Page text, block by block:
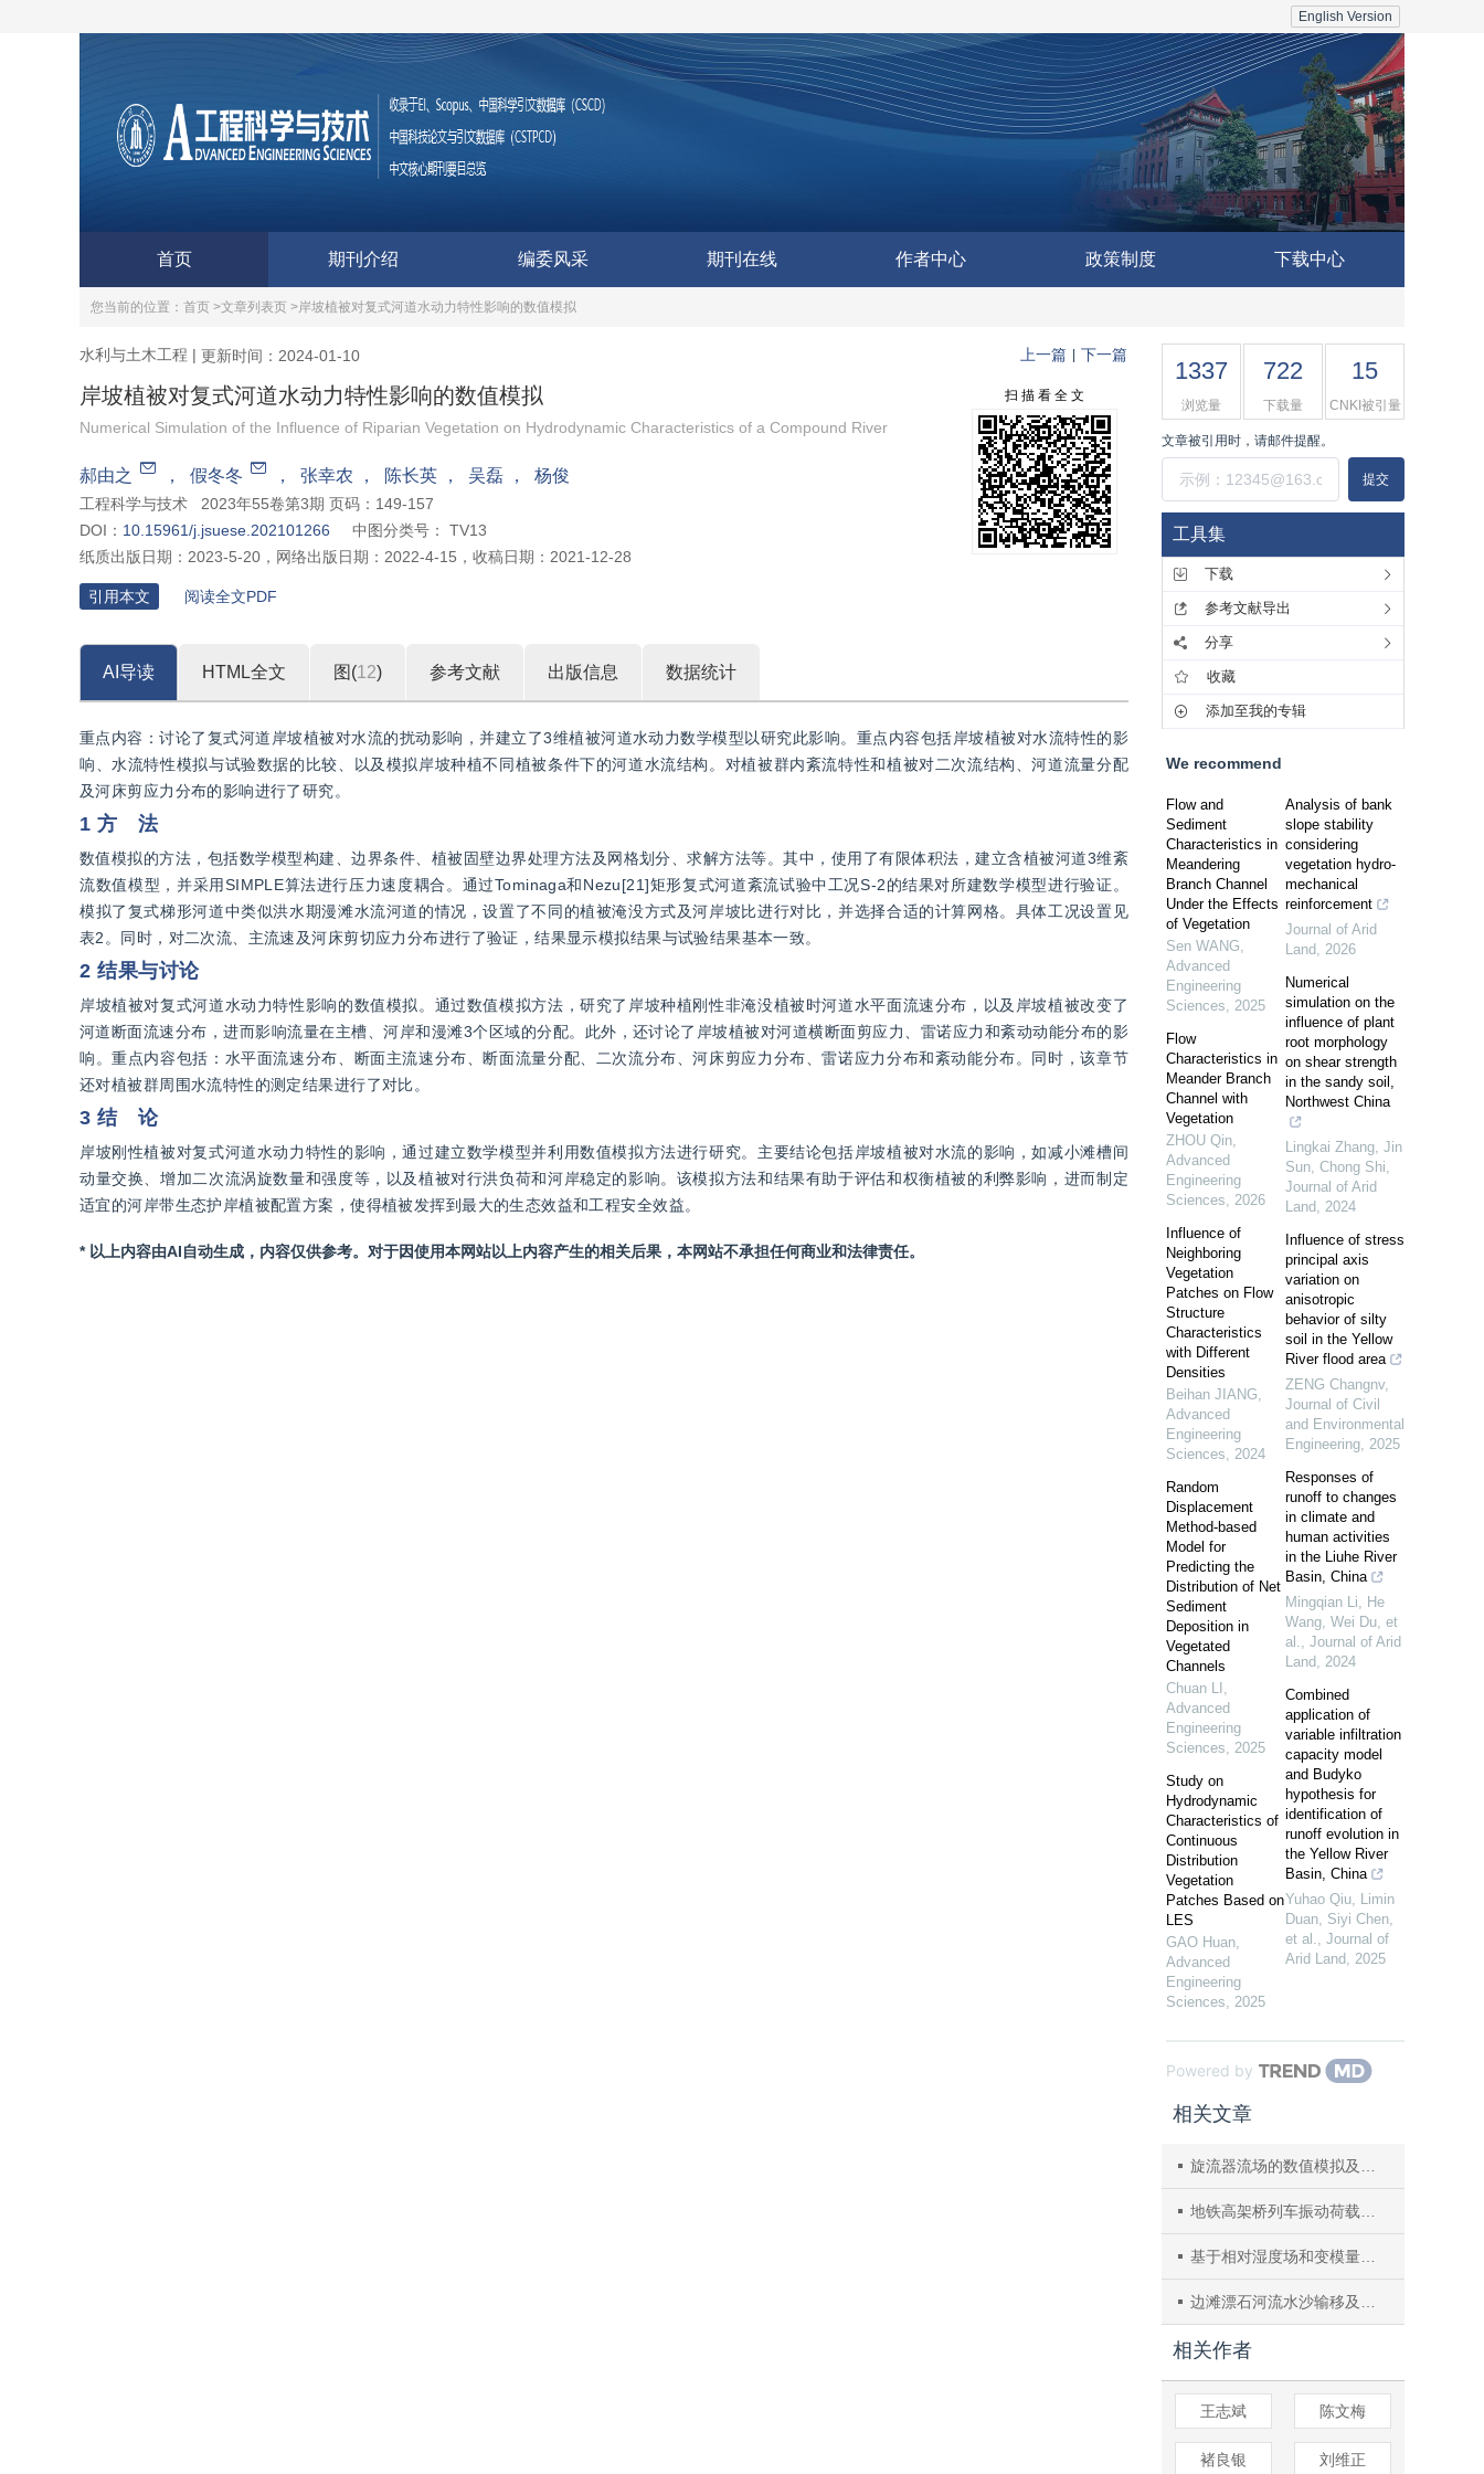
English Version
首页 期刊介绍 编委风采 期刊在线 作者中心 政策制度 下载中心
您当前的位置： 首页 >文章列表页 >岸坡植被对复式河道水动力特性影响的数值模拟
水利与土木工程 | 更新时间：2024-01-10 上一篇 下一篇
岸坡植被对复式河道水动力特性影响的数值模拟
Numerical Simulation of the Influence of Riparian Vegetation on Hydrodynamic Characteristics of a Compound River
郝由之 ， 假冬冬 ， 张幸农 ， 陈长英 ， 吴磊 ， 杨俊
工程科学与技术
2023年55卷第3期 页码：149-157
DOI： 10.15961/j.jsuese.202101266 中图分类号：
TV13
纸质出版日期： 2023-5-20 ， 网络出版日期： 2022-4-15 ， 收稿日期： 2021-12-28
扫 描 看 全 文
引用本文 阅读全文PDF
AI导读 HTML全文 图(12) 参考文献 出版信息 数据统计
重点内容：讨论了复式河道岸坡植被对水流的扰动影响，并建立了3维植被河道水动力数学模型以研究此影响。重点内容包括岸坡植被对水流特性的影
响、水流特性模拟与试验数据的比较、以及模拟岸坡种植不同植被条件下的河道水流结构。对植被群内紊流特性和植被对二次流结构、河道流量分配
及河床剪应力分布的影响进行了研究。
1 方 法
数值模拟的方法，包括数学模型构建、边界条件、植被固壁边界处理方法及网格划分、求解方法等。其中，使用了有限体积法，建立含植被河道3维紊
流数值模型，并采用SIMPLE算法进行压力速度耦合。通过Tominaga和Nezu[21]矩形复式河道紊流试验中工况S-2的结果对所建数学模型进行验证。
模拟了复式梯形河道中类似洪水期漫滩水流河道的情况，设置了不同的植被淹没方式及河岸坡比进行对比，并选择合适的计算网格。具体工况设置见
表2。同时，对二次流、主流速及河床剪切应力分布进行了验证，结果显示模拟结果与试验结果基本一致。
2 结果与讨论
岸坡植被对复式河道水动力特性影响的数值模拟。通过数值模拟方法，研究了岸坡种植刚性非淹没植被时河道水平面流速分布，以及岸坡植被改变了
河道断面流速分布，进而影响流量在主槽、河岸和漫滩3个区域的分配。此外，还讨论了岸坡植被对河道横断面剪应力、雷诺应力和紊动动能分布的影
响。重点内容包括：水平面流速分布、断面主流速分布、断面流量分配、二次流分布、河床剪应力分布、雷诺应力分布和紊动能分布。同时，该章节
还对植被群周围水流特性的测定结果进行了对比。
3 结 论
岸坡刚性植被对复式河道水动力特性的影响，通过建立数学模型并利用数值模拟方法进行研究。主要结论包括岸坡植被对水流的影响，如减小滩槽间
动量交换、增加二次流涡旋数量和强度等，以及植被对行洪负荷和河岸稳定的影响。该模拟方法和结果有助于评估和权衡植被的利弊影响，进而制定
适宜的河岸带生态护岸植被配置方案，使得植被发挥到最大的生态效益和工程安全效益。
* 以上内容由AI自动生成，内容仅供参考。对于因使用本网站以上内容产生的相关后果，本网站不承担任何商业和法律责任。
1337
浏览量
722
下载量
15
CNKI被引量
文章被引用时，请邮件提醒。
提交
工具集
下载
参考文献导出
分享
收藏
添加至我的专辑
We recommend
Flow and
Sediment
Characteristics in
Meandering
Branch Channel
Under the Effects
of Vegetation
Sen WANG,
Advanced
Engineering
Sciences, 2025
Flow
Characteristics in
Meander Branch
Channel with
Vegetation
ZHOU Qin,
Advanced
Engineering
Sciences, 2026
Influence of
Neighboring
Vegetation
Patches on Flow
Structure
Characteristics
with Different
Densities
Beihan JIANG,
Advanced
Engineering
Sciences, 2024
Random
Displacement
Method-based
Model for
Predicting the
Distribution of Net
Sediment
Deposition in
Vegetated
Channels
Chuan LI ,
Advanced
Engineering
Sciences, 2025
Study on
Hydrodynamic
Characteristics of
Continuous
Distribution
Vegetation
Patches Based on
LES
GAO Huan,
Advanced
Engineering
Sciences, 2025
Analysis of bank
slope stability
considering
vegetation hydro-
mechanical
reinforcement
Journal of Arid
Land, 2026
Numerical
simulation on the
influence of plant
root morphology
on shear strength
in the sandy soil,
Northwest China
Lingkai Zhang, Jin
Sun, Chong Shi,
Journal of Arid
Land, 2024
Influence of stress
principal axis
variation on
anisotropic
behavior of silty
soil in the Yellow
River flood area
ZENG Changnv,
Journal of Civil
and Environmental
Engineering, 2025
Responses of
runoff to changes
in climate and
human activities
in the Liuhe River
Basin, China
Mingqian Li, He
Wang, Wei Du, et
al., Journal of Arid
Land, 2024
Combined
application of
variable infiltration
capacity model
and Budyko
hypothesis for
identification of
runoff evolution in
the Yellow River
Basin, China
Yuhao Qiu, Limin
Duan, Siyi Chen,
et al., Journal of
Arid Land, 2025
Powered by
相关文章
旋流器流场的数值模拟及对流场特性的分析
地铁高架桥列车振动荷载对邻近构筑物受力变形的影响
基于相对湿度场和变模量本构的岩土膨胀分析模型
边滩漂石河流水沙输移及河床响应数值分析
相关作者
王志斌 陈文梅
褚良银 刘维正